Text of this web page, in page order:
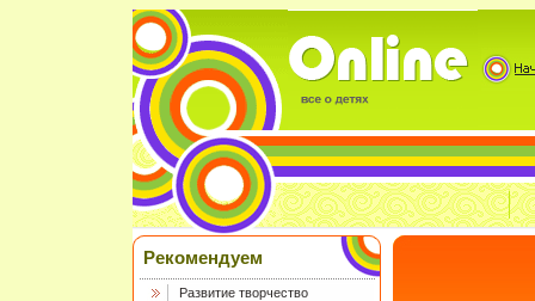
Рекомендуем
Развитие творчество